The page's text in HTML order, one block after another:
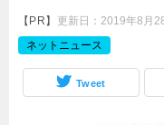
【PR】 更新日： 2019年8月
ネットニュース
Tweet